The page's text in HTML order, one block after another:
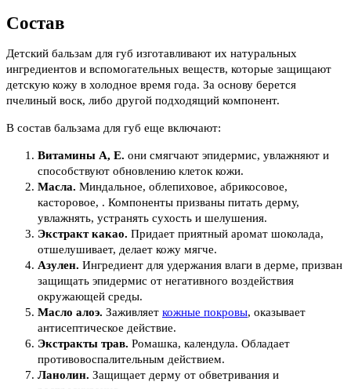
Состав
Детский бальзам для губ изготавливают их натуральных
ингредиентов и вспомогательных веществ, которые защищают
детскую кожу в холодное время года. За основу берется
пчелиный воск, либо другой подходящий компонент.
В состав бальзама для губ еще включают:
Витамины А, Е. они смягчают эпидермис, увлажняют и
способствуют обновлению клеток кожи.
Масла. Миндальное, облепиховое, абрикосовое,
касторовое, . Компоненты призваны питать дерму,
увлажнять, устранять сухость и шелушения.
Экстракт какао. Придает приятный аромат шоколада,
отшелушивает, делает кожу мягче.
Азулен. Ингредиент для удержания влаги в дерме, призван
защищать эпидермис от негативного воздействия
окружающей среды.
Масло алоэ. Заживляет кожные покровы, оказывает
антисептическое действие.
Экстракты трав. Ромашка, календула. Обладает
противовоспалительным действием.
Ланолин. Защищает дерму от обветривания и